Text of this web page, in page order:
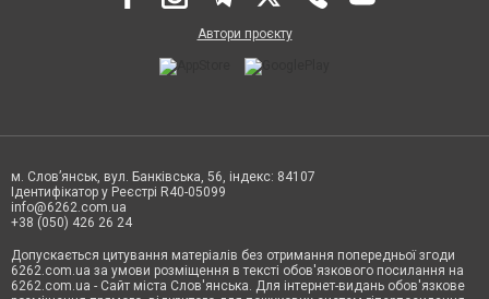
Автори проєкту
м. Слов’янськ, вул. Банківська, 56, індекс: 84107
Ідентифікатор у Реєстрі R40-05099
info@6262.com.ua
+38 (050) 426 26 24
Допускається цитування матеріалів без отримання попередньої згоди
6262.com.ua за умови розміщення в тексті обов'язкового посилання на
6262.com.ua - Сайт міста Слов'янська. Для інтернет-видань обов'язкове